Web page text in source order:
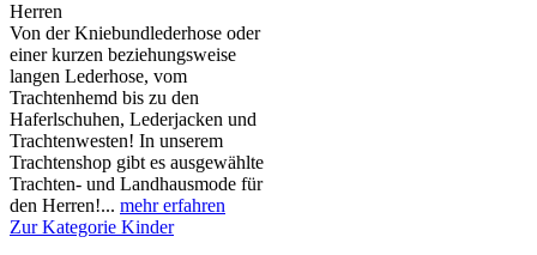
Herren
Von der Kniebundlederhose oder
einer kurzen beziehungsweise
langen Lederhose, vom
Trachtenhemd bis zu den
Haferlschuhen, Lederjacken und
Trachtenwesten! In unserem
Trachtenshop gibt es ausgewählte
Trachten- und Landhausmode für
den Herren!... mehr erfahren
Zur Kategorie Kinder